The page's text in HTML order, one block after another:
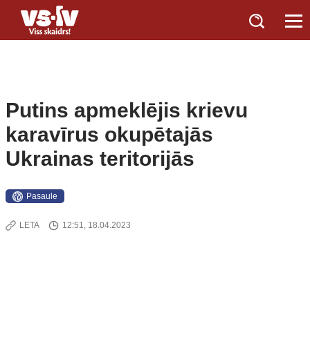
Putins apmeklējis krievu
karavīrus okupētajās
Ukrainas teritorijās
Pasaule
LETA 12:51, 18.04.2023